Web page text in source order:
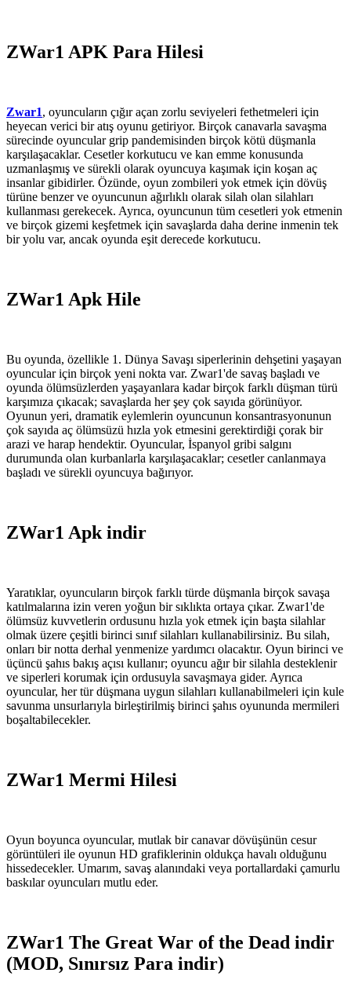
ZWar1 APK Para Hilesi
Zwar1, oyuncuların çığır açan zorlu seviyeleri fethetmeleri için
heyecan verici bir atış oyunu getiriyor. Birçok canavarla savaşma
sürecinde oyuncular grip pandemisinden birçok kötü düşmanla
karşılaşacaklar. Cesetler korkutucu ve kan emme konusunda
uzmanlaşmış ve sürekli olarak oyuncuya kaşımak için koşan aç
insanlar gibidirler. Özünde, oyun zombileri yok etmek için dövüş
türüne benzer ve oyuncunun ağırlıklı olarak silah olan silahları
kullanması gerekecek. Ayrıca, oyuncunun tüm cesetleri yok etmenin
ve birçok gizemi keşfetmek için savaşlarda daha derine inmenin tek
bir yolu var, ancak oyunda eşit derecede korkutucu.
ZWar1 Apk Hile
Bu oyunda, özellikle 1. Dünya Savaşı siperlerinin dehşetini yaşayan
oyuncular için birçok yeni nokta var. Zwar1'de savaş başladı ve
oyunda ölümsüzlerden yaşayanlara kadar birçok farklı düşman türü
karşımıza çıkacak; savaşlarda her şey çok sayıda görünüyor.
Oyunun yeri, dramatik eylemlerin oyuncunun konsantrasyonunun
çok sayıda aç ölümsüzü hızla yok etmesini gerektirdiği çorak bir
arazi ve harap hendektir. Oyuncular, İspanyol gribi salgını
durumunda olan kurbanlarla karşılaşacaklar; cesetler canlanmaya
başladı ve sürekli oyuncuya bağırıyor.
ZWar1 Apk indir
Yaratıklar, oyuncuların birçok farklı türde düşmanla birçok savaşa
katılmalarına izin veren yoğun bir sıklıkta ortaya çıkar. Zwar1'de
ölümsüz kuvvetlerin ordusunu hızla yok etmek için başta silahlar
olmak üzere çeşitli birinci sınıf silahları kullanabilirsiniz. Bu silah,
onları bir notta derhal yenmenize yardımcı olacaktır. Oyun birinci ve
üçüncü şahıs bakış açısı kullanır; oyuncu ağır bir silahla desteklenir
ve siperleri korumak için ordusuyla savaşmaya gider. Ayrıca
oyuncular, her tür düşmana uygun silahları kullanabilmeleri için kule
savunma unsurlarıyla birleştirilmiş birinci şahıs oyununda mermileri
boşaltabilecekler.
ZWar1 Mermi Hilesi
Oyun boyunca oyuncular, mutlak bir canavar dövüşünün cesur
görüntüleri ile oyunun HD grafiklerinin oldukça havalı olduğunu
hissedecekler. Umarım, savaş alanındaki veya portallardaki çamurlu
baskılar oyuncuları mutlu eder.
ZWar1 The Great War of the Dead indir
(MOD, Sınırsız Para indir)